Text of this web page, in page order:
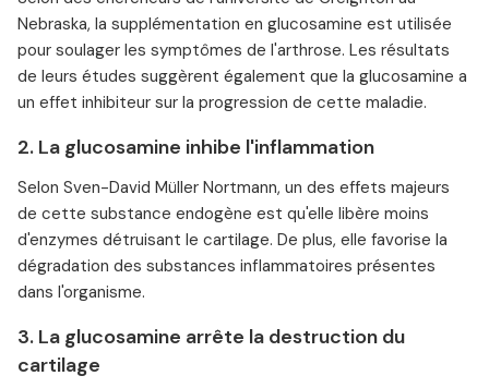
Nebraska, la supplémentation en glucosamine est utilisée
pour soulager les symptômes de l'arthrose. Les résultats
de leurs études suggèrent également que la glucosamine a
un effet inhibiteur sur la progression de cette maladie.
2. La glucosamine inhibe l'inflammation
Selon Sven-David Müller Nortmann, un des effets majeurs
de cette substance endogène est qu'elle libère moins
d'enzymes détruisant le cartilage. De plus, elle favorise la
dégradation des substances inflammatoires présentes
dans l'organisme.
3. La glucosamine arrête la destruction du
cartilage